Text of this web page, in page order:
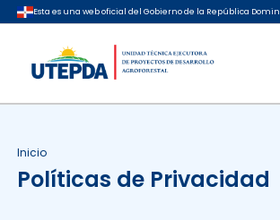
Esta es una web oficial del Gobierno de la República
Inicio
Políticas de Privacidad